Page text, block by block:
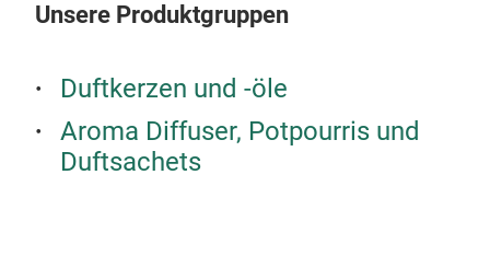
Unsere Produktgruppen
Duftkerzen und -öle
Aroma Diffuser, Potpourris und
Duftsachets